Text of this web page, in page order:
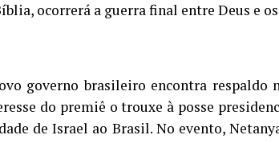
ocorrerá a guerra final entre Deus e
governo brasileiro encontra
do premiê o trouxe à posse
de Israel ao Brasil. No evento,